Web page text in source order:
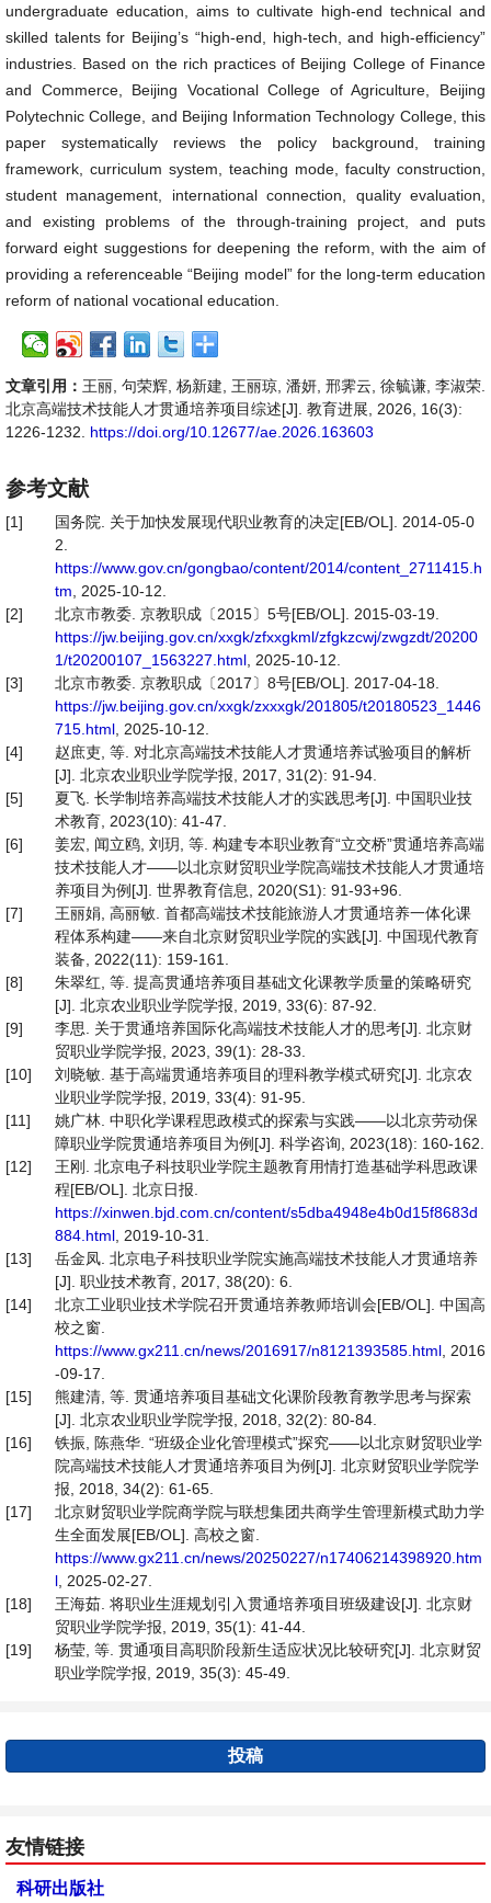
undergraduate education, aims to cultivate high-end technical and
skilled talents for Beijing’s “high-end, high-tech, and high-efficiency”
industries. Based on the rich practices of Beijing College of Finance
and Commerce, Beijing Vocational College of Agriculture, Beijing
Polytechnic College, and Beijing Information Technology College, this
paper systematically reviews the policy background, training
framework, curriculum system, teaching mode, faculty construction,
student management, international connection, quality evaluation,
and existing problems of the through-training project, and puts
forward eight suggestions for deepening the reform, with the aim of
providing a referenceable “Beijing model” for the long-term education
reform of national vocational education.
文章引用： 王丽, 句荣辉, 杨新建, 王丽琼, 潘妍, 邢霁云, 徐毓谦, 李淑荣.
北京高端技术技能人才贯通培养项目综述[J]. 教育进展, 2026, 16(3):
1226-1232. https://doi.org/10.12677/ae.2026.163603
参考文献
[1]
国务院. 关于加快发展现代职业教育的决定[EB/OL]. 2014-05-0
2.
https://www.gov.cn/gongbao/content/2014/content_2711415.h
tm , 2025-10-12.
[2]
北京市教委. 京教职成〔2015〕5号[EB/OL]. 2015-03-19.
https://jw.beijing.gov.cn/xxgk/zfxxgkml/zfgkzcwj/zwgzdt/20200
1/t20200107_1563227.html , 2025-10-12.
[3]
北京市教委. 京教职成〔2017〕8号[EB/OL]. 2017-04-18.
https://jw.beijing.gov.cn/xxgk/zxxxgk/201805/t20180523_1446
715.html , 2025-10-12.
[4]
赵庶吏, 等. 对北京高端技术技能人才贯通培养试验项目的解析
[J]. 北京农业职业学院学报, 2017, 31(2): 91-94.
[5]
夏飞. 长学制培养高端技术技能人才的实践思考[J]. 中国职业技
术教育, 2023(10): 41-47.
[6]
姜宏, 闻立鸥, 刘玥, 等. 构建专本职业教育“立交桥”贯通培养高端
技术技能人才——以北京财贸职业学院高端技术技能人才贯通培
养项目为例[J]. 世界教育信息, 2020(S1): 91-93+96.
[7]
王丽娟, 高丽敏. 首都高端技术技能旅游人才贯通培养一体化课
程体系构建——来自北京财贸职业学院的实践[J]. 中国现代教育
装备, 2022(11): 159-161.
[8]
朱翠红, 等. 提高贯通培养项目基础文化课教学质量的策略研究
[J]. 北京农业职业学院学报, 2019, 33(6): 87-92.
[9]
李思. 关于贯通培养国际化高端技术技能人才的思考[J]. 北京财
贸职业学院学报, 2023, 39(1): 28-33.
[10]
刘晓敏. 基于高端贯通培养项目的理科教学模式研究[J]. 北京农
业职业学院学报, 2019, 33(4): 91-95.
[11]
姚广林. 中职化学课程思政模式的探索与实践——以北京劳动保
障职业学院贯通培养项目为例[J]. 科学咨询, 2023(18): 160-162.
[12]
王刚. 北京电子科技职业学院主题教育用情打造基础学科思政课
程[EB/OL]. 北京日报.
https://xinwen.bjd.com.cn/content/s5dba4948e4b0d15f8683d
884.html , 2019-10-31.
[13]
岳金凤. 北京电子科技职业学院实施高端技术技能人才贯通培养
[J]. 职业技术教育, 2017, 38(20): 6.
[14]
北京工业职业技术学院召开贯通培养教师培训会[EB/OL]. 中国高
校之窗.
https://www.gx211.cn/news/2016917/n8121393585.html , 2016
-09-17.
[15]
熊建清, 等. 贯通培养项目基础文化课阶段教育教学思考与探索
[J]. 北京农业职业学院学报, 2018, 32(2): 80-84.
[16]
铁振, 陈燕华. “班级企业化管理模式”探究——以北京财贸职业学
院高端技术技能人才贯通培养项目为例[J]. 北京财贸职业学院学
报, 2018, 34(2): 61-65.
[17]
北京财贸职业学院商学院与联想集团共商学生管理新模式助力学
生全面发展[EB/OL]. 高校之窗.
https://www.gx211.cn/news/20250227/n17406214398920.htm
l , 2025-02-27.
[18]
王海茹. 将职业生涯规划引入贯通培养项目班级建设[J]. 北京财
贸职业学院学报, 2019, 35(1): 41-44.
[19]
杨莹, 等. 贯通项目高职阶段新生适应状况比较研究[J]. 北京财贸
职业学院学报, 2019, 35(3): 45-49.
投稿
友情链接
科研出版社